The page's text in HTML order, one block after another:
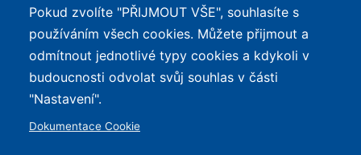
Pokud zvolíte "PŘIJMOUT VŠE", souhlasíte s
používáním všech cookies. Můžete přijmout a
odmítnout jednotlivé typy cookies a kdykoli v
budoucnosti odvolat svůj souhlas v části
"Nastavení".
Dokumentace Cookie
© 2026 e-Biker.cz
Obsah je chráněn autorským právem. Zobrazujeme reklamu.
REKLAMA